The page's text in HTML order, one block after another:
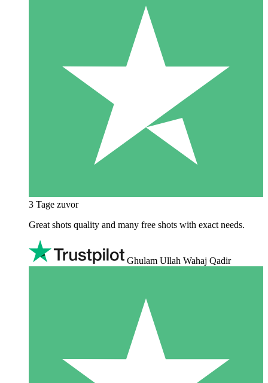
3 Tage zuvor
Great shots quality and many free shots with exact needs.
Ghulam Ullah Wahaj Qadir